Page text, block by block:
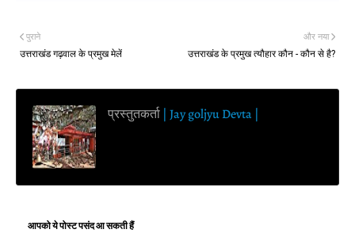
और नया
उत्तराखंड के प्रमुख त्यौहार कौन - कौन से है?
पुराने
उत्तराखंड गढ़वाल के प्रमुख मेलें
प्रस्तुतकर्ता | Jay goljyu Devta |
आपको ये पोस्ट पसंद आ सकती हैं